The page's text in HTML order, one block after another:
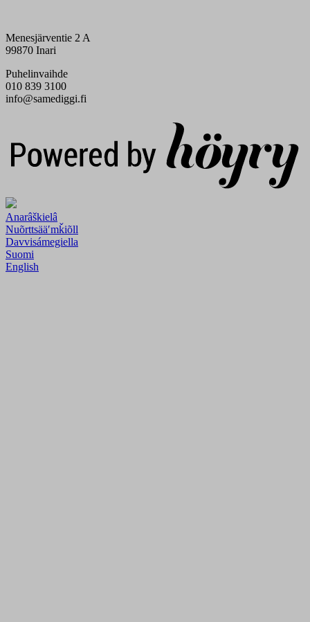
Menesjärventie 2 A
99870 Inari
Puhelinvaihde
010 839 3100
info@samediggi.fi
Anarâškielâ
Nuõrttsääʹmǩiõll
Davvisámegiella
Suomi
English